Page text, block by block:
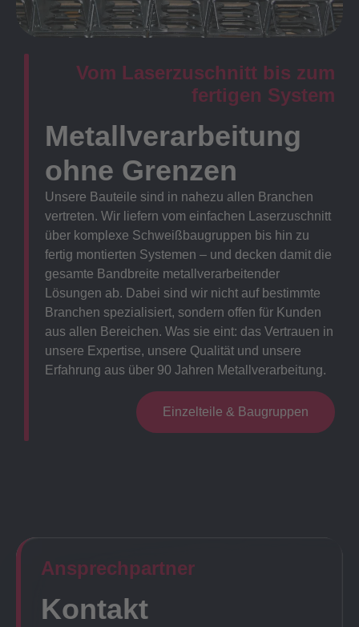
Vom Laserzuschnitt bis zum
fertigen System
Metallverarbeitung
ohne Grenzen
Unsere Bauteile sind in nahezu allen Branchen
vertreten. Wir liefern vom einfachen Laserzuschnitt
über komplexe Schweißbaugruppen bis hin zu
fertig montierten Systemen – und decken damit die
gesamte Bandbreite metallverarbeitender
Lösungen ab. Dabei sind wir nicht auf bestimmte
Branchen spezialisiert, sondern offen für Kunden
aus allen Bereichen. Was sie eint: das Vertrauen in
unsere Expertise, unsere Qualität und unsere
Erfahrung aus über 90 Jahren Metallverarbeitung.
Einzelteile & Baugruppen
Ansprechpartner​
Kontakt